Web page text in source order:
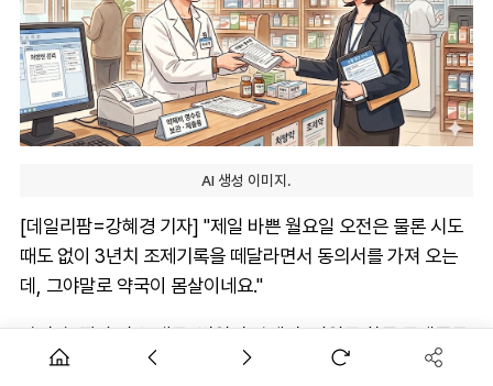
AI 생성 이미지.
[데일리팜=강혜경 기자] "제일 바쁜 월요일 오전은 물론 시도
때도 없이 3년치 조제기록을 떼달라면서 동의서를 가져 오는
데, 그야말로 약국이 몸살이네요."
삼쩜삼, 짤랑 같은 세금, 병원비·약제비, 지원금 환급 플랫폼들
이 선풍적인 인기를 끌면서 약국이 때아닌 몸살을 앓고 있다.